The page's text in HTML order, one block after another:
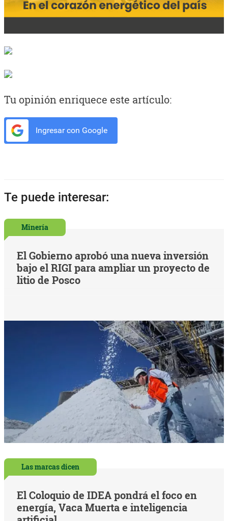
Tu opinión enriquece este artículo:
Ingresar con Google
Te puede interesar:
Minería
El Gobierno aprobó una nueva inversión
bajo el RIGI para ampliar un proyecto de
litio de Posco
Las marcas dicen
El Coloquio de IDEA pondrá el foco en
energía, Vaca Muerta e inteligencia